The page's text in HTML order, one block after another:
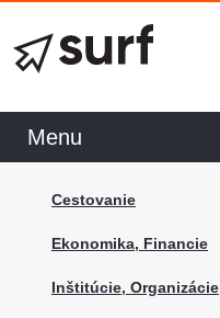
Menu
Cestovanie
Ekonomika, Financie
Inštitúcie, Organizácie